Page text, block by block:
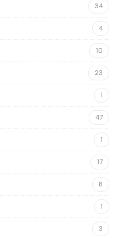
34
4
10
23
1
47
1
17
8
1
3